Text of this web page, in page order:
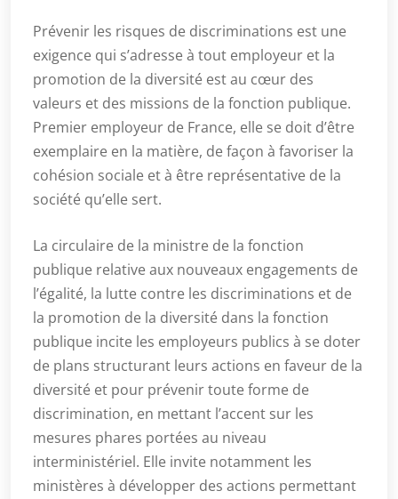
Prévenir les risques de discriminations est une
exigence qui s’adresse à tout employeur et la
promotion de la diversité est au cœur des
valeurs et des missions de la fonction publique.
Premier employeur de France, elle se doit d’être
exemplaire en la matière, de façon à favoriser la
cohésion sociale et à être représentative de la
société qu’elle sert.
La circulaire de la ministre de la fonction
publique relative aux nouveaux engagements de
l’égalité, la lutte contre les discriminations et de
la promotion de la diversité dans la fonction
publique incite les employeurs publics à se doter
de plans structurant leurs actions en faveur de la
diversité et pour prévenir toute forme de
discrimination, en mettant l’accent sur les
mesures phares portées au niveau
interministériel. Elle invite notamment les
ministères à développer des actions permettant